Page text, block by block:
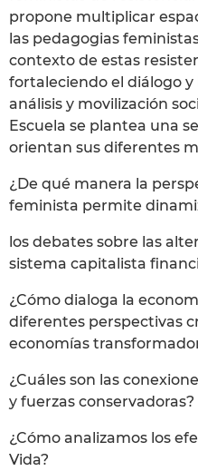
propone multiplicar
las pedagogias
contexto de estas
fortaleciendo el diálogo
análisis y movilización
Escuela se plantea una
orientan sus diferentes
​¿De qué manera la
feminista permite
los debates sobre las
sistema capitalista
¿Cómo dialoga la
diferentes perspectivas
economías
¿Cuáles son las
y fuerzas conservadoras?
¿Cómo analizamos los
Vida?